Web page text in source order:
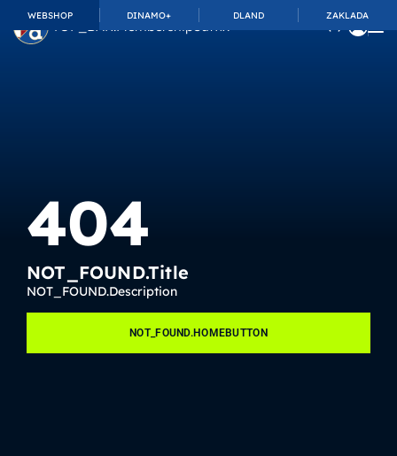
WEBSHOP DINAMO+ DLAND ZAKLADA
TOP_BAR.MembershipSuffix
404
NOT_FOUND.Title
NOT_FOUND.Description
NOT_FOUND.HOMEBUTTON